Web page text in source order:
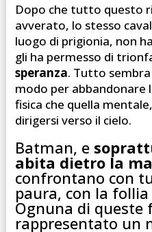
Dopo che tutto questo
avverato, lo stesso
luogo di prigionia, non
gli ha permesso di
speranza. Tutto sembra
modo per abbandonare
fisica che quella
dirigersi verso il cielo.
Batman, e
abita dietro la
confrontano con
paura, con la
Ognuna di queste
rappresentato un